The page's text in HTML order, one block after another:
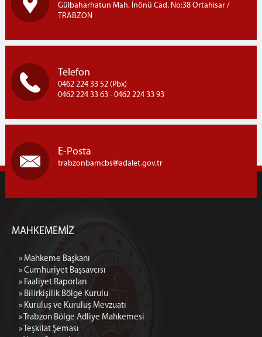
Gülbaharhatun Mah. İnönü Cad. No:38 Ortahisar /
TRABZON
Telefon
0462 224 33 52 (Pbx)
0462 224 33 63 - 0462 224 33 93
E-Posta
trabzonbamcbs adalet.gov.tr
MAHKEMEMİZ
» Mahkeme Başkanı
» Cumhuriyet Başsavcısı
» Faaliyet Raporları
» Bilirkişilik Bölge Kurulu
» Kuruluş ve Kuruluş Mevzuatı
» Trabzon Bölge Adliye Mahkemesi
» Teşkilat Şeması